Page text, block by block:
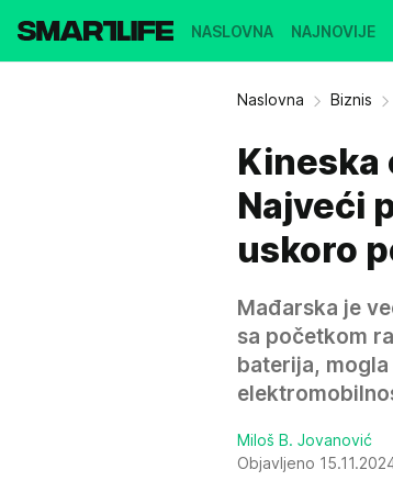
NASLOVNA NAJNOVIJE
Naslovna Biznis
Kineska
Najveći
uskoro
Mađarska je
sa početkom
baterija,
Miloš B. Jovanović
Objavljeno